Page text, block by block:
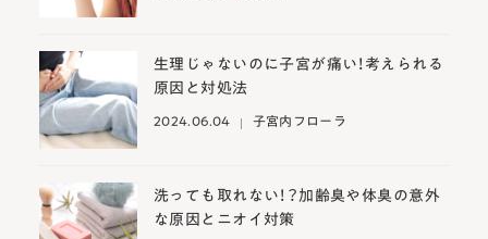
生理じゃないのに子宮が痛い！考えられる
原因と対処法
2024.06.04 子宮内フローラ
洗っても取れない！？加齢臭や体臭の意外
な原因とニオイ対策